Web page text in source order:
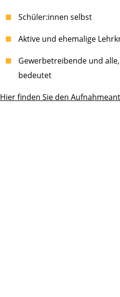
Schüler:innen selbst
Aktive und ehemalige
Gewerbetreibende und
bedeutet
Hier finden Sie den